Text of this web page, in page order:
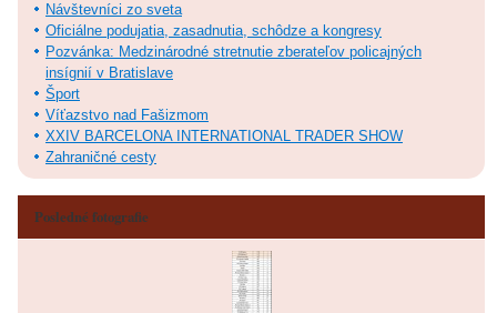
Návštevníci zo sveta
Oficiálne podujatia, zasadnutia, schôdze a kongresy
Pozvánka: Medzinárodné stretnutie zberateľov policajných
insígnií v Bratislave
Šport
Víťazstvo nad Fašizmom
XXIV BARCELONA INTERNATIONAL TRADER SHOW
Zahraničné cesty
Posledné fotografie